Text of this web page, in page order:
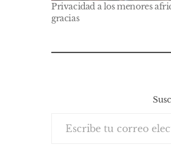
Privacidad a los menores
gracias